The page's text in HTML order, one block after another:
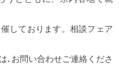
しております。相談フェア
､お問い合わせご連絡くださ